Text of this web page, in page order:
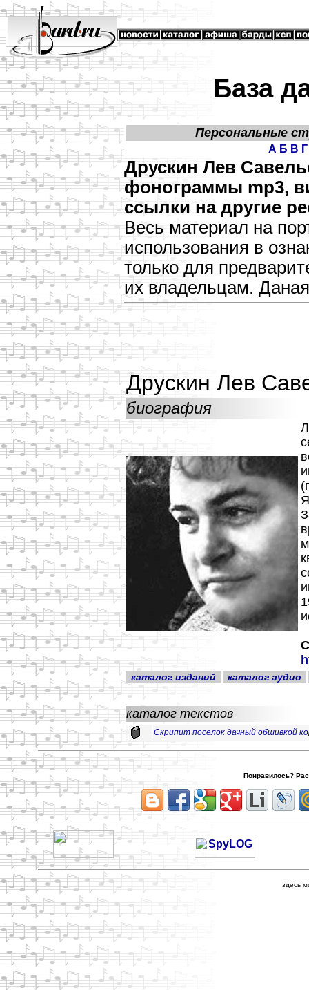
База
Персональные
А Б В Г
Друскин Лев
фонограммы mp3,
ссылки на другие
Весь материал на
использования в
только для
их владельцам.
Друскин Лев
биография
каталог изданий каталог аудио
каталог текстов
Скрипит поселок дачный обшивкой
Понравилось?
здесь